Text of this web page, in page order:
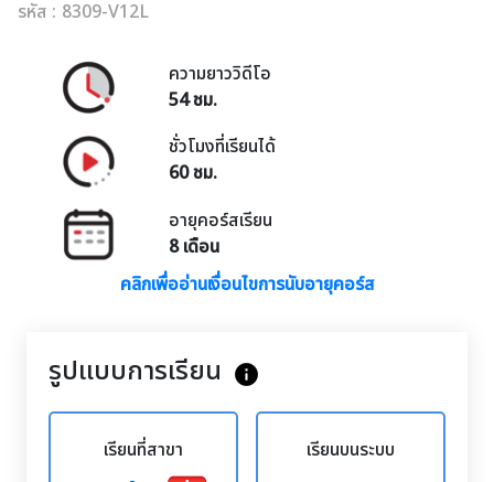
รหัส : 8309-V12L
ความยาววิดีโอ
54 ชม.
ชั่วโมงที่เรียนได้
60 ชม.
อายุคอร์สเรียน
8 เดือน
คลิกเพื่ออ่านเงื่อนไขการนับอายุคอร์ส
รูปแบบการเรียน info
เรียนที่สาขา เรียนบนระบบ